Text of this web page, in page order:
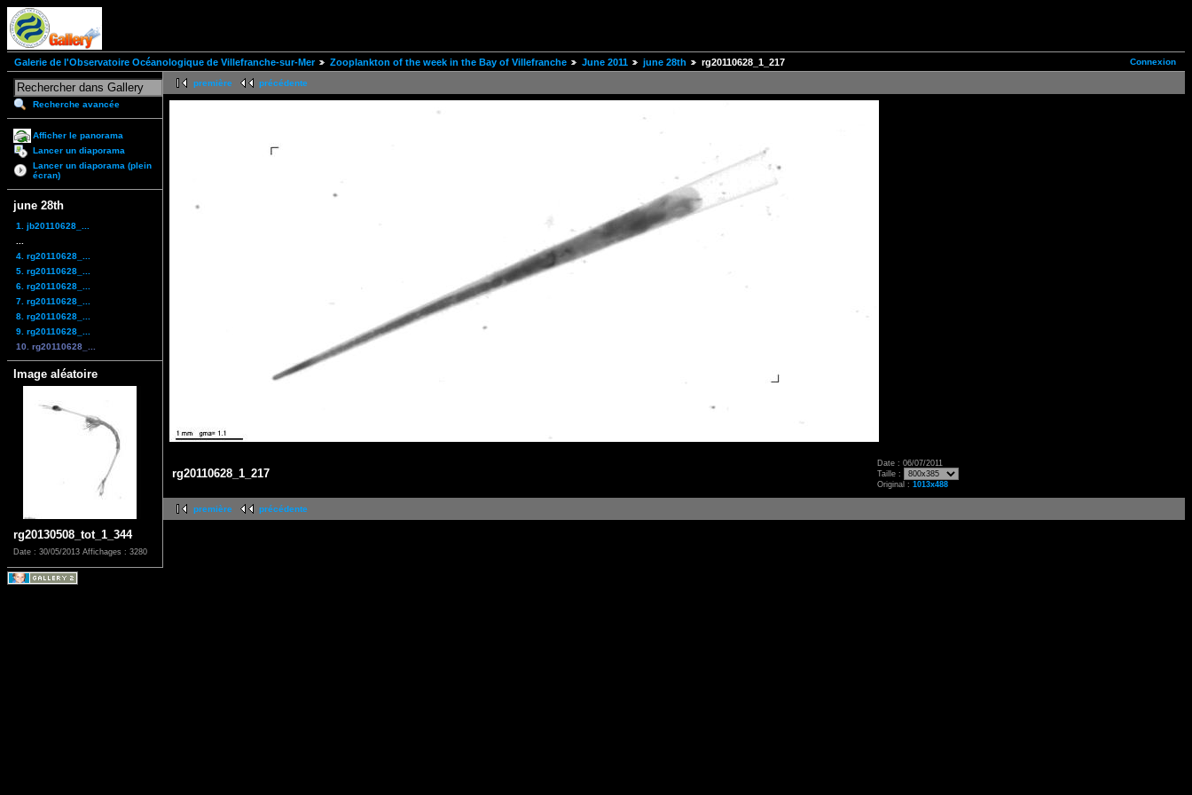
Connexion
Galerie de l'Observatoire Océanologique de Villefranche-sur-Mer Zooplankton of the week in the Bay of Villefranche June 2011 june 28th rg20110628_1_217
Recherche avancée
Afficher le panorama
Lancer un diaporama
Lancer un diaporama (plein
écran)
june 28th
1. jb20110628_...
4. rg20110628_...
5. rg20110628_...
6. rg20110628_...
7. rg20110628_...
8. rg20110628_...
9. rg20110628_...
10. rg20110628_...
Image aléatoire
rg20130508_tot_1_344
Date : 30/05/2013 Affichages : 3280
première précédente
rg20110628_1_217
Date : 06/07/2011
Taille :
Original : 1013x488
première précédente